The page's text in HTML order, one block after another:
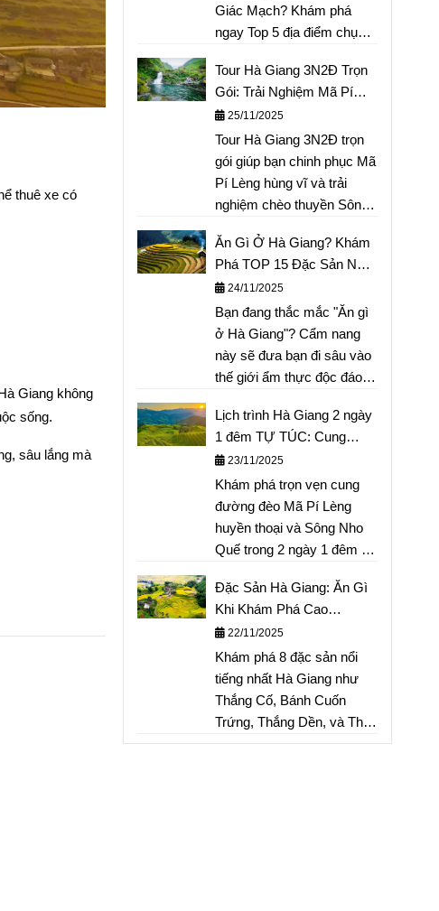
thuê xe có
Giang không
sống.
sâu lắng mà
Lô Chải dưới chân núi. Bỏ
túi ngay bí kíp để có
nghĩa!
Giác Mạch? Khám phá
ngay Top 5 địa điểm chụp
lũng Sủng Là, Lũng Cú...)
không thể bỏ lỡ năm nay.
Bài viết cung cấp lịch trình
săn hoa chi tiết, hướng dẫn
cung đường di chuyển
thuận tiện và bí kíp thuê
trang phục dân tộc để có
để lỡ hẹn với mùa hoa đẹp
nhất cao nguyên đá, xem
ngay hướng dẫn trọn gói tại
đây!
Tour Hà Giang 3N2Đ Trọn
Gói: Trải Nghiệm Mã Pí
Lèng, Chèo Thuyền Sông
Nho Quế
25/11/2025
Tour Hà Giang 3N2Đ trọn
gói giúp bạn chinh phục Mã
Pí Lèng hùng vĩ và trải
nghiệm chèo thuyền Sông
viết cung cấp lịch trình chi
tiết từng ngày, giá tour tốt
nhất, chất lượng xe/ăn
nghỉ, và kinh nghiệm khám
phá Cao nguyên đá Đồng
Văn, Cột cờ Lũng Cú. Đặt
tour ngay để nhận ưu đãi!
Ăn Gì Ở Hà Giang? Khám
Phá TOP 15 Đặc Sản Núi
Rừng Độc Đáo: Từ Thắng
Cố, Cháo Ấu Tẩu Đến Phở
Chua
24/11/2025
Bạn đang thắc mắc "Ăn gì
ở Hà Giang"? Cẩm nang
này sẽ đưa bạn đi sâu vào
thế giới ẩm thực độc đáo
Chúng tôi tổng hợp TOP 15
đặc sản núi rừng "nhất định
phải thử", từ Thắng cố ấm
bụng, Mèn Mén dân dã,
đến Bánh tam giác mạch
nổi tiếng.
Lịch trình Hà Giang 2 ngày
1 đêm TỰ TÚC: Cung
đường khám phá Mã Pí
Lèng
23/11/2025
Khám phá trọn vẹn cung
đường đèo Mã Pí Lèng
huyền thoại và Sông Nho
Quế trong 2 ngày 1 đêm tự
từ Hà Nội, chi phí dự kiến,
kinh nghiệm thuê xe máy
và lưu trú Homestay cho
chuyến đi "phượt" Hà
Giang ngắn ngày. Đã bao
gồm mẹo săn ảnh đẹp!
Đặc Sản Hà Giang: Ăn Gì
Khi Khám Phá Cao
Nguyên Đá?
22/11/2025
Khám phá 8 đặc sản nổi
tiếng nhất Hà Giang như
Thắng Cố, Bánh Cuốn
Trứng, Thắng Dền, và Thịt
Gác Bếp – trọn vẹn hương